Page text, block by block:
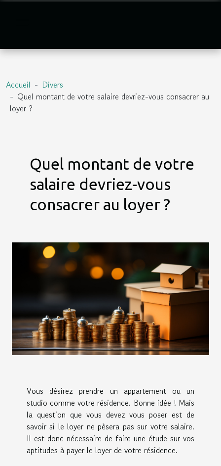
Accueil
Divers
Quel montant de votre salaire devriez-vous consacrer au
loyer ?
Quel montant de votre
salaire devriez-vous
consacrer au loyer ?
Vous désirez prendre un appartement ou un
studio comme votre résidence. Bonne idée ! Mais
la question que vous devez vous poser est de
savoir si le loyer ne pèsera pas sur votre salaire.
Il est donc nécessaire de faire une étude sur vos
aptitudes à payer le loyer de votre résidence.